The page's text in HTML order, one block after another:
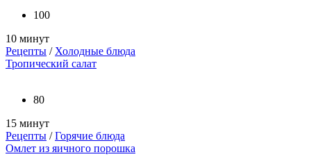
100
10 минут
Рецепты / Холодные блюда
Тропический салат
80
15 минут
Рецепты /Горячие блюда
Омлет из яичного порошка